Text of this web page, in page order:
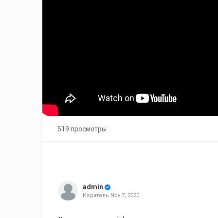
519 просмотры
admin
Издатель Nov 7, 2020